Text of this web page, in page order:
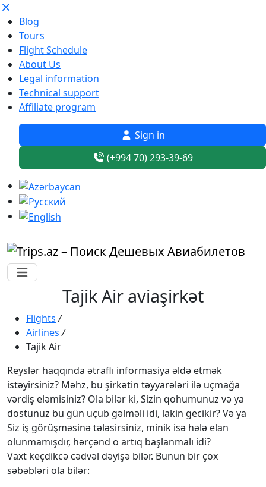
Blog
Tours
Flight Schedule
About Us
Legal information
Technical support
Affiliate program
Sign in
(+994 70) 293-39-69
Tajik Air aviaşirkət
Flights /
Airlines /
Tajik Air
Reyslər haqqında ətraflı informasiya əldə etmək
istəyirsiniz? Məhz, bu şirkətin təyyarələri ilə uçmağa
vərdiş eləmisiniz? Ola bilər ki, Sizin qohumunuz və ya
dostunuz bu gün uçub gəlməli idi, lakin gecikir? Və ya
Siz iş görüşməsinə tələsirsiniz, minik isə hələ elan
olunmamışdır, hərçənd o artıq başlanmalı idi?
Vaxt keçdikcə cədvəl dəyişə bilər. Bunun bir çox
səbəbləri ola bilər: